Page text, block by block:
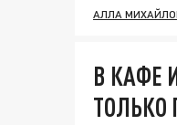
АЛЛА
В КАФЕ
ТОЛЬКО